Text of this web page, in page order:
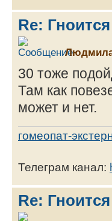
Re:
30 тоже
Там как
может и нет.
гомеопат-
Телеграм канал:
Re: